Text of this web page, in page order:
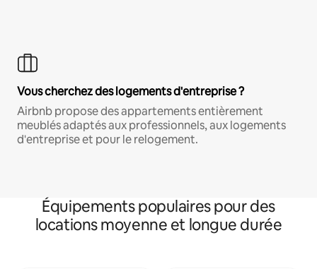
Vous cherchez des logements d'entreprise ?
Airbnb propose des appartements entièrement
meublés adaptés aux professionnels, aux logements
d'entreprise et pour le relogement.
Équipements populaires pour des
locations moyenne et longue durée